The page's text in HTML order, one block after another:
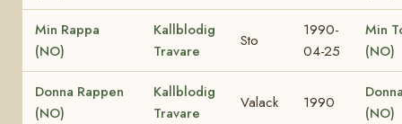
Min Rappa
(NO)
Kallblodig
Travare
Sto
1990-
04-25
Min
(NO)
Donna Rappen
(NO)
Kallblodig
Travare
Valack 1990
(NO)